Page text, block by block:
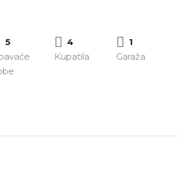
5
4
Kupatila
1
Garaža